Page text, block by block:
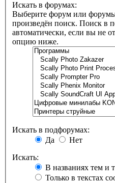
Искать в форумах:
Выберите форум или
произведён поиск. Поиск в
автоматически, если вы не
опцию ниже.
Искать в подфорумах:
Да
Нет
Искать:
В названиях тем и
Только в текстах